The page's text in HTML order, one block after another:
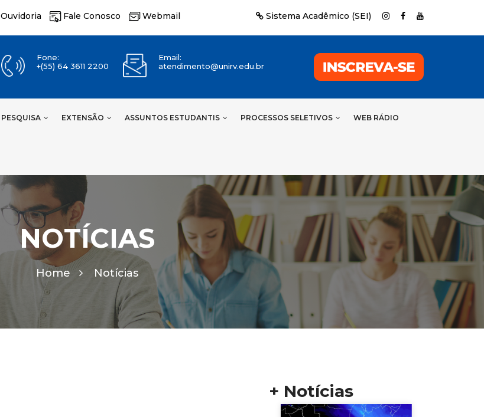
Ouvidoria Fale Conosco Webmail Sistema Acadêmico (SEI)
Fone:
+(55) 64 3611 2200
Email:
atendimento@unirv.edu.br
PESQUISA EXTENSÃO ASSUNTOS ESTUDANTIS PROCESSOS SELETIVOS WEB RÁDIO
NOTÍCIAS
Home Notícias
+ Notícias